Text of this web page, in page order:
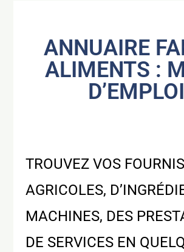
ANNUAIRE
ALIMENTS :
D’EMPLOI
TROUVEZ VOS
AGRICOLES,
MACHINES, DES
DE SERVICES EN